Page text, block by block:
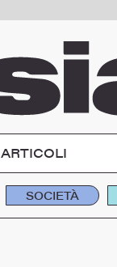
ARTICOLI
SOCIETÀ